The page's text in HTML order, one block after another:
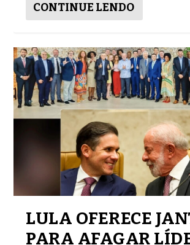
CONTINUE LENDO
LULA OFERECE
PARA AFAGAR